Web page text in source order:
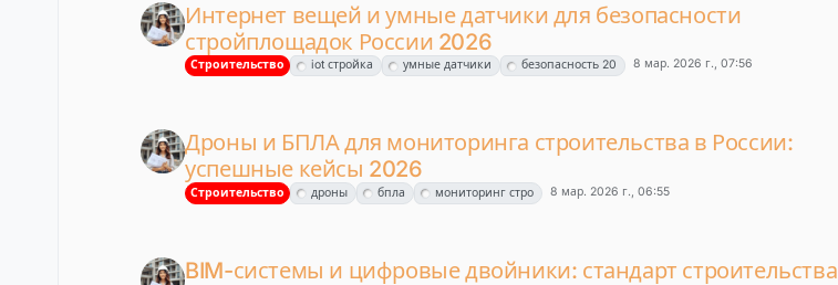
Интернет вещей и умные датчики для безопасности
стройплощадок России 2026
Строительство iot стройка умные датчики безопасность 20 8 мар. 2026 г., 07:56
Дроны и БПЛА для мониторинга строительства в России:
успешные кейсы 2026
Строительство дроны бпла мониторинг стро 8 мар. 2026 г., 06:55
BIM-системы и цифровые двойники: стандарт строительства